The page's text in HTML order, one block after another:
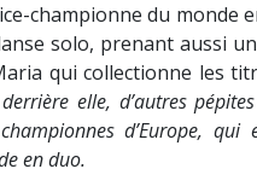
championne du monde
solo, prenant aussi
qui collectionne les
derrière elle, d’autres
d’Europe,
en duo.